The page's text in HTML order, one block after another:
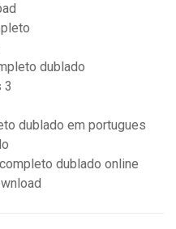
dublado
3
dublado em portugues
dublado online